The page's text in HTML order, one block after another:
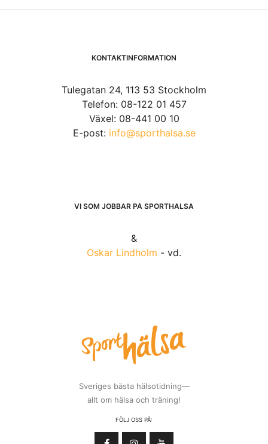
KONTAKTINFORMATION
Tulegatan 24, 113 53 Stockholm
Telefon: 08-122 01 457
Växel: 08-441 00 10
E-post: info@sporthalsa.se
VI SOM JOBBAR PÅ SPORTHÄLSA
&
Oskar Lindholm - vd.
Sveriges bästa hälsotidning—
allt om hälsa och träning!
FÖLJ OSS PÅ: